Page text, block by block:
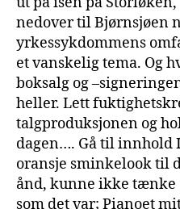
nedover til Bjørnsjøen
yrkessykdommens
et vanskelig tema. Og
boksalg og
heller. Lett
talgproduksjonen og
dagen…. Gå til innhold
oransje sminkelook til
ånd, kunne ikke tænke
som det var; Pianoet